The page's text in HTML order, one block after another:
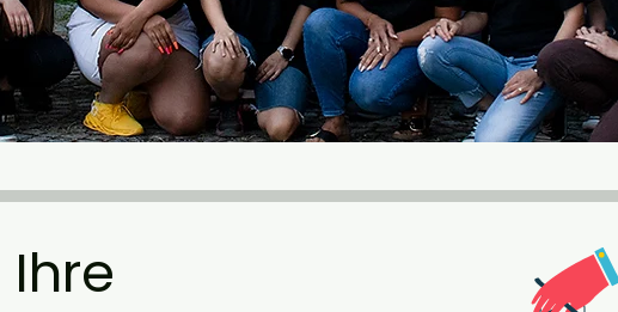
haben.
Bei der Luca Locher Eventmanagement GmbH
schaffen wir nicht nur Momente, wir manifestieren
Kultur und schaffen Möglichkeiten für ihre Wünsche
und Bedürfnisse.
die Kunst der Planung und der Organisation
Unsere Vision? We create memories!